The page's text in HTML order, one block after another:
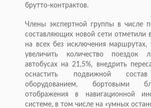
брутто-контрактов.
Члены экспертной группы в числе
составляющих новой сети отметили
на всех без исключения маршрутах,
увеличить количество поездок
автобусах на 21,5%, внедрить
оснастить подвижной
оборудованием, бортовыми
отображения в навигационной
системе, в том числе на «умных